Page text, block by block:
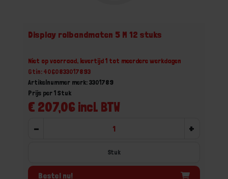
Display rolbandmaten 5 M 12 stuks
Niet op voorraad, levertijd 1 tot meerdere werkdagen
Gtin: 4060833017893
Artikelnummer merk: 3301789
€ 207,06 incl. BTW
Prijs per 1 Stuk
- +
Stuk
Bestel nu!